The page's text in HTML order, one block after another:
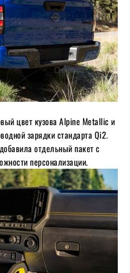
цвет кузова Alpine Metallic и
зарядки стандарта Qi2.
отдельный пакет с
персонализации.